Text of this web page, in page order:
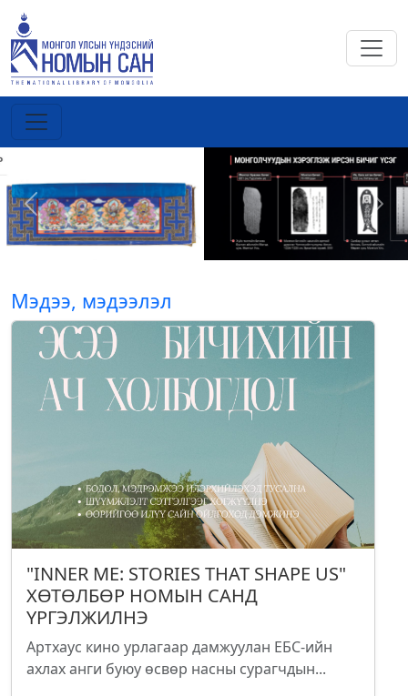
Previous Next
Мэдээ, мэдээлэл
"INNER ME: STORIES THAT SHAPE US"
ХӨТӨЛБӨР НОМЫН САНД
ҮРГЭЛЖИЛНЭ
Артхаус кино урлагаар дамжуулан ЕБС-ийн
ахлах анги буюу өсвөр насны сурагчдын...